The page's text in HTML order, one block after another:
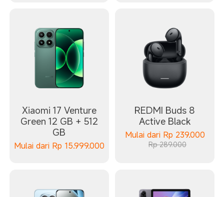
Xiaomi 17 Venture
Green 12 GB + 512
GB
Mulai dari Rp 15.999.000
REDMI Buds 8
Active Black
Mulai dari Rp 239.000
Rp 289.000